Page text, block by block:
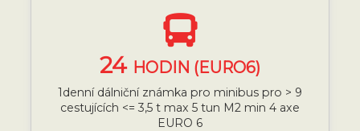
24 HODIN (EURO6)
1denní dálniční známka pro minibus pro > 9
cestujících <= 3,5 t max 5 tun M2 min 4 axe
EURO 6